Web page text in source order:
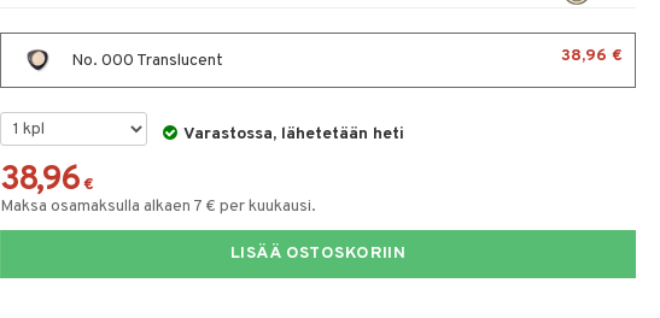
No. 000 Translucent 38,96 €
Varastossa, lähetetään heti
38,96 €
Maksa osamaksulla alkaen 7 € per kuukausi.
LISÄÄ OSTOSKORIIN